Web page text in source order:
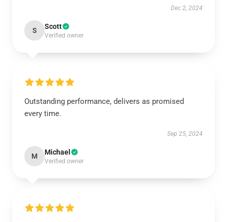
Dec 2, 2024
S Scott
Verified owner
Outstanding performance, delivers as promised
every time.
Sep 25, 2024
M Michael
Verified owner